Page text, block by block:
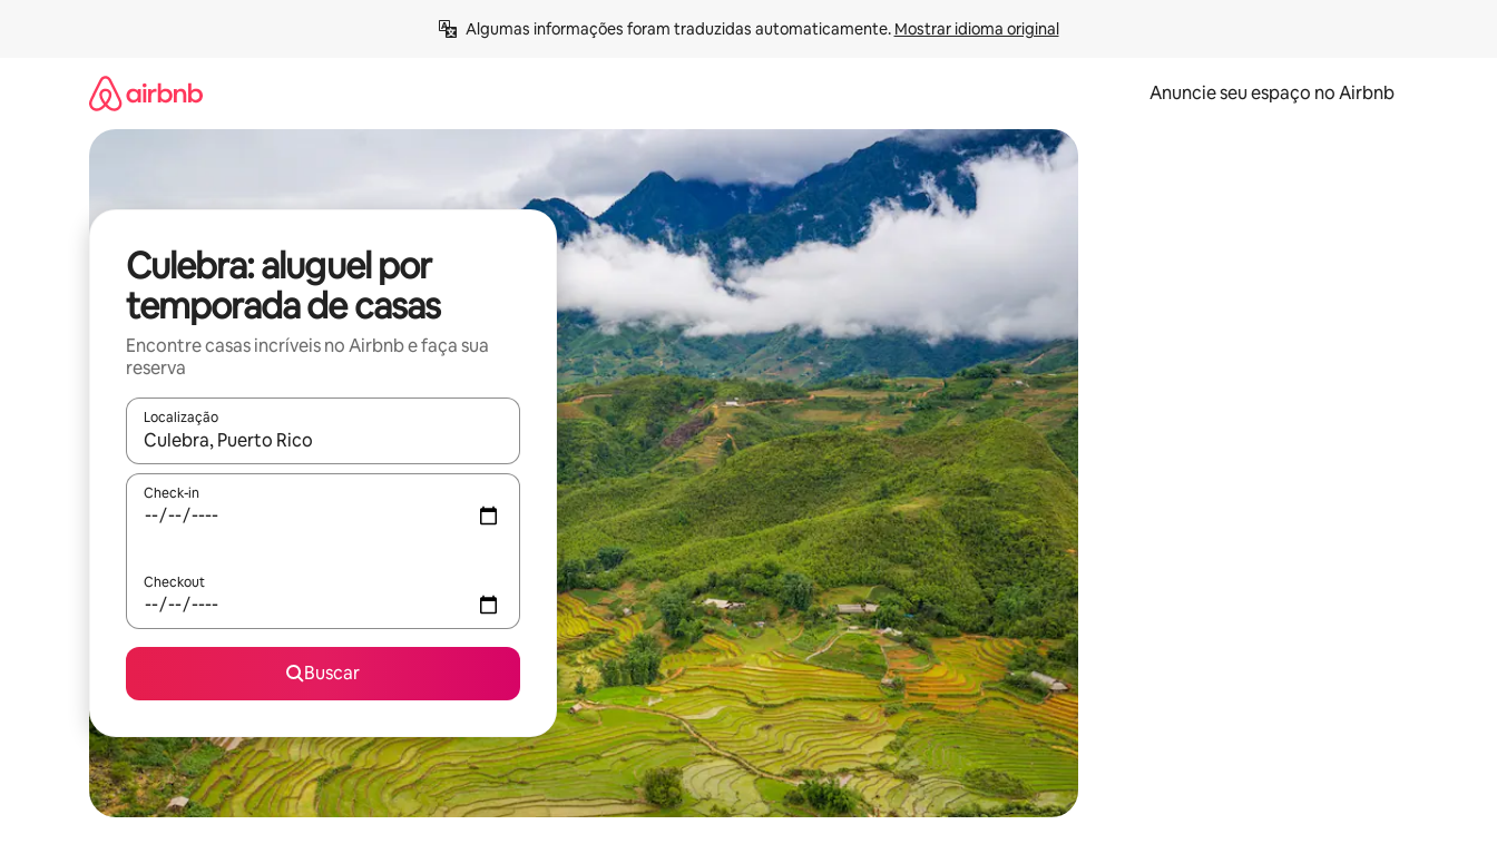
Algumas informações foram traduzidas automaticamente. Mostrar idioma original
Anuncie seu espaço no Airbnb
Culebra: aluguel por
temporada de casas
Encontre casas incríveis no Airbnb e faça sua
reserva
Localização
Quando os resultados estiverem disponíveis, explore-os usando as seta para cima e para baixo do teclado ou tocando e deslizando o dedo na tela.
Check-in
Checkout
Buscar